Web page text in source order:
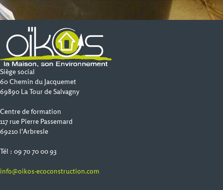
Siège social
60 Chemin du Jacquemet
69890 La Tour de Salvagny
Centre de formation
117 rue Pierre Passemard
69210 l'Arbresle
Tél : 09 70 70 00 93
info@oikos-ecoconstruction.com